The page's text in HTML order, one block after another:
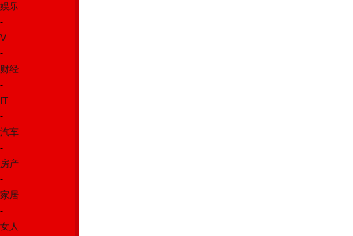
娱乐
-
V
-
财经
-
IT
-
汽车
-
房产
-
家居
-
女人